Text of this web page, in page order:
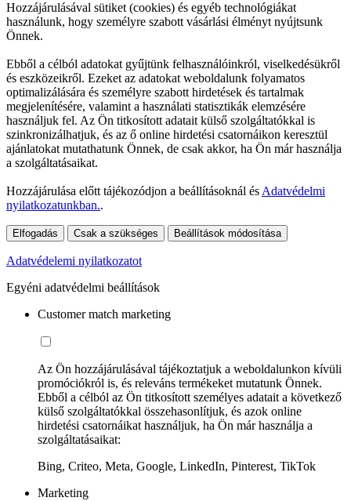
Hozzájárulásával sütiket (cookies) és egyéb technológiákat
használunk, hogy személyre szabott vásárlási élményt nyújtsunk
Önnek.
Ebből a célból adatokat gyűjtünk felhasználóinkról, viselkedésükről
és eszközeikről. Ezeket az adatokat weboldalunk folyamatos
optimalizálására és személyre szabott hirdetések és tartalmak
megjelenítésére, valamint a használati statisztikák elemzésére
használjuk fel. Az Ön titkosított adatait külső szolgáltatókkal is
szinkronizálhatjuk, és az ő online hirdetési csatornáikon keresztül
ajánlatokat mutathatunk Önnek, de csak akkor, ha Ön már használja
a szolgáltatásaikat.
Hozzájárulása előtt tájékozódjon a beállításoknál és Adatvédelmi
nyilatkozatunkban..
Elfogadás Csak a szükséges Beállítások módosítása
Adatvédelemi nyilatkozatot
Egyéni adatvédelmi beállítások
Customer match marketing
Az Ön hozzájárulásával tájékoztatjuk a weboldalunkon kívüli
promóciókról is, és releváns termékeket mutatunk Önnek.
Ebből a célból az Ön titkosított személyes adatait a következő
külső szolgáltatókkal összehasonlítjuk, és azok online
hirdetési csatornáikat használjuk, ha Ön már használja a
szolgáltatásaikat:
Bing, Criteo, Meta, Google, LinkedIn, Pinterest, TikTok
Marketing